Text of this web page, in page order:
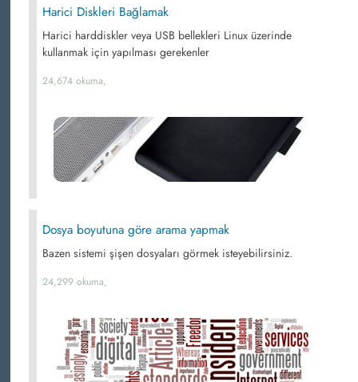
Harici Diskleri Bağlamak
Harici harddiskler veya USB bellekleri Linux üzerinde
kullanmak için yapılması gerekenler
24,674 okuma,
Dosya boyutuna göre arama yapmak
Bazen sistemi şişen dosyaları görmek isteyebilirsiniz.
24,299 okuma,